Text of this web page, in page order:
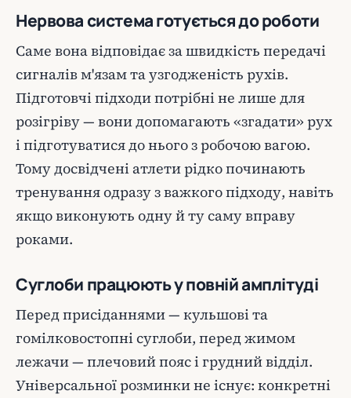
Нервова система готується до роботи
Саме вона відповідає за швидкість передачі
сигналів м'язам та узгодженість рухів.
Підготовчі підходи потрібні не лише для
розігріву — вони допомагають «згадати» рух
і підготуватися до нього з робочою вагою.
Тому досвідчені атлети рідко починають
тренування одразу з важкого підходу, навіть
якщо виконують одну й ту саму вправу
роками.
Суглоби працюють у повній амплітуді
Перед присіданнями — кульшові та
гомілковостопні суглоби, перед жимом
лежачи — плечовий пояс і грудний відділ.
Універсальної розминки не існує: конкретні